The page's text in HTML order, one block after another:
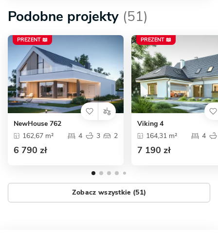
Podobne projekty (51)
PREZENT 📖
NewHouse 762
162,67 m²
4 3 2
6 790 zł
PREZENT 📖
Viking 4
164,31 m²
4
7 190 zł
Zobacz wszystkie (51)